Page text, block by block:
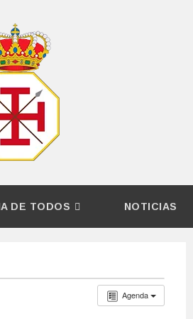
DE TODOS NOTICIAS
Agenda